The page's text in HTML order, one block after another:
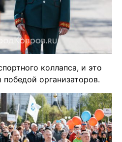
коллапса, и это
организаторов.